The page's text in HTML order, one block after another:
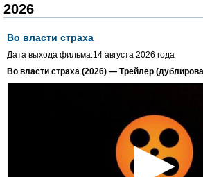
2026
Во власти страха
Дата выхода фильма:14 августа 2026 года
Во власти страха (2026) — Трейлер